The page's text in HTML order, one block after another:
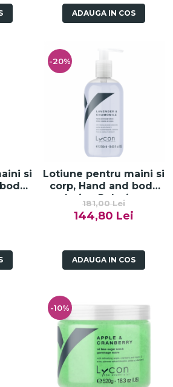
ADAUGA IN COS
si
-20%
Lotiune pentru maini si
corp, Hand and body
lotion Relaxing
Lavander and
Chamomile - 250ml
181,00 Lei
144,80 Lei
ADAUGA IN COS
-10%